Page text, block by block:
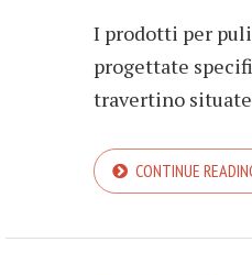
I prodotti per
progettate
travertino
CONTINUE